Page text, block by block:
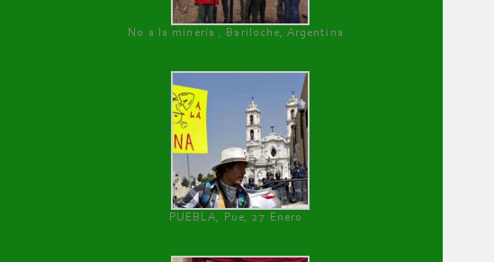
No a la minería , Bariloche, Argentina
PUEBLA, Pue, 27 Enero